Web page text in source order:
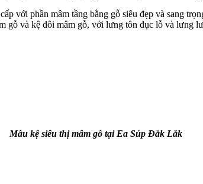
với phần mâm tầng bằng gỗ siêu đẹp và sang
gỗ và kệ đôi mâm gỗ, với lưng tôn đục lỗ và lưng
Mẫu kệ siêu thị mâm gỗ tại Ea Súp Đắk Lắk